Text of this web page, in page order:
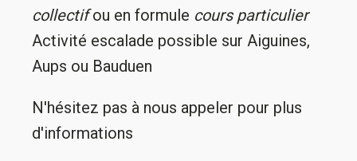
collectifou en formule cours particulier
Activité escalade possible sur Aiguines,
Aups ou Bauduen
N'hésitez pas à nous appeler pour plus
d'informations